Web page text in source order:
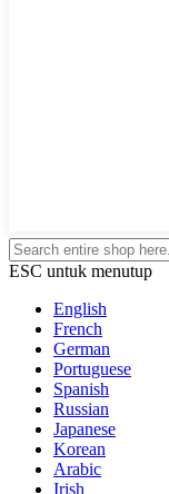
ESC untuk menutup
English
French
German
Portuguese
Spanish
Russian
Japanese
Korean
Arabic
Irish